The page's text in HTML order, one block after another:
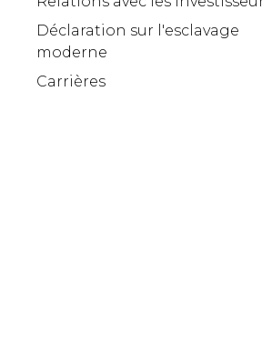
Déclaration sur l'esclavage
moderne
Carrières